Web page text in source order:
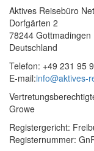
Aktives Reisebüro
Dorfgärten 2
78244 Gottmadingen
Deutschland
Telefon: +49 231 95
E-mail:info@aktives-
Growe
Registergericht:
Registernummer: